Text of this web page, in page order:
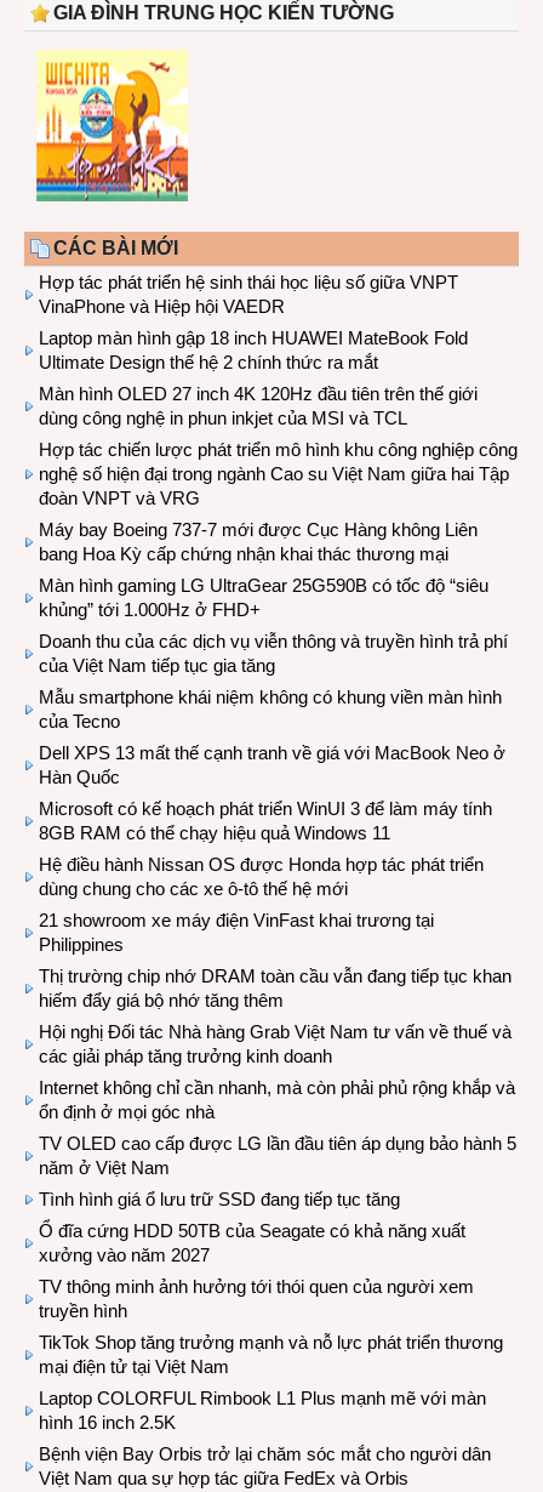
GIA ĐÌNH TRUNG HỌC KIẾN TƯỜNG
CÁC BÀI MỚI
Hợp tác phát triển hệ sinh thái học liệu số giữa VNPT
VinaPhone và Hiệp hội VAEDR
Laptop màn hình gập 18 inch HUAWEI MateBook Fold
Ultimate Design thế hệ 2 chính thức ra mắt
Màn hình OLED 27 inch 4K 120Hz đầu tiên trên thế giới
dùng công nghệ in phun inkjet của MSI và TCL
Hợp tác chiến lược phát triển mô hình khu công nghiệp công
nghệ số hiện đại trong ngành Cao su Việt Nam giữa hai Tập
đoàn VNPT và VRG
Máy bay Boeing 737-7 mới được Cục Hàng không Liên
bang Hoa Kỳ cấp chứng nhận khai thác thương mại
Màn hình gaming LG UltraGear 25G590B có tốc độ “siêu
khủng” tới 1.000Hz ở FHD+
Doanh thu của các dịch vụ viễn thông và truyền hình trả phí
của Việt Nam tiếp tục gia tăng
Mẫu smartphone khái niệm không có khung viền màn hình
của Tecno
Dell XPS 13 mất thế cạnh tranh về giá với MacBook Neo ở
Hàn Quốc
Microsoft có kế hoạch phát triển WinUI 3 để làm máy tính
8GB RAM có thể chạy hiệu quả Windows 11
Hệ điều hành Nissan OS được Honda hợp tác phát triển
dùng chung cho các xe ô-tô thế hệ mới
21 showroom xe máy điện VinFast khai trương tại
Philippines
Thị trường chip nhớ DRAM toàn cầu vẫn đang tiếp tục khan
hiếm đẩy giá bộ nhớ tăng thêm
Hội nghị Đối tác Nhà hàng Grab Việt Nam tư vấn về thuế và
các giải pháp tăng trưởng kinh doanh
Internet không chỉ cần nhanh, mà còn phải phủ rộng khắp và
ổn định ở mọi góc nhà
TV OLED cao cấp được LG lần đầu tiên áp dụng bảo hành 5
năm ở Việt Nam
Tình hình giá ổ lưu trữ SSD đang tiếp tục tăng
Ổ đĩa cứng HDD 50TB của Seagate có khả năng xuất
xưởng vào năm 2027
TV thông minh ảnh hưởng tới thói quen của người xem
truyền hình
TikTok Shop tăng trưởng mạnh và nỗ lực phát triển thương
mại điện tử tại Việt Nam
Laptop COLORFUL Rimbook L1 Plus mạnh mẽ với màn
hình 16 inch 2.5K
Bệnh viện Bay Orbis trở lại chăm sóc mắt cho người dân
Việt Nam qua sự hợp tác giữa FedEx và Orbis